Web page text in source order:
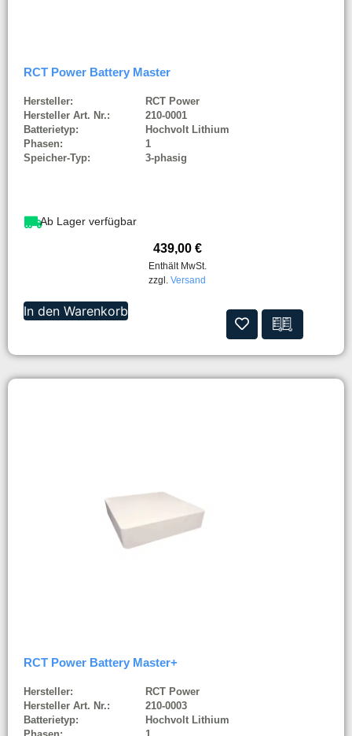
RCT Power Battery Master
Hersteller:
RCT Power
Hersteller Art. Nr.:
210-0001
Batterietyp:
Hochvolt Lithium
Phasen:
1
Speicher-Typ:
3-phasig
Ab Lager verfügbar
439,00 €
Enthält MwSt.
zzgl. Versand
In den Warenkorb
RCT Power Battery Master+
Hersteller:
RCT Power
Hersteller Art. Nr.:
210-0003
Batterietyp:
Hochvolt Lithium
Phasen:
1